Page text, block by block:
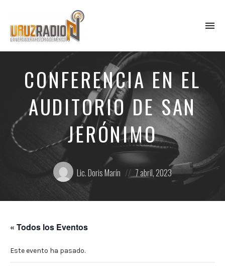
México,
narrada
profesor
Francisco
Mendoza.
10:00
CONFERENCIA EN EL
AUDITORIO DE SAN
JERÓNIMO
Posted
by:
Lic. Doris Marín
Posted
on7 abril, 2023
« Todos los Eventos
Este evento ha pasado.